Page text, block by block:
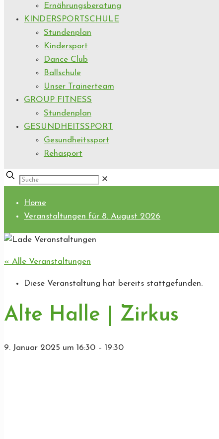
Ernährungsberatung
KINDERSPORTSCHULE
Stundenplan
Kindersport
Dance Club
Ballschule
Unser Trainerteam
GROUP FITNESS
Stundenplan
GESUNDHEITSSPORT
Gesundheitssport
Rehasport
✕
Home
Veranstaltungen für 8. August 2026
« Alle Veranstaltungen
Diese Veranstaltung hat bereits stattgefunden.
Alte Halle | Zirkus
9. Januar 2025 um 16:30 – 19:30